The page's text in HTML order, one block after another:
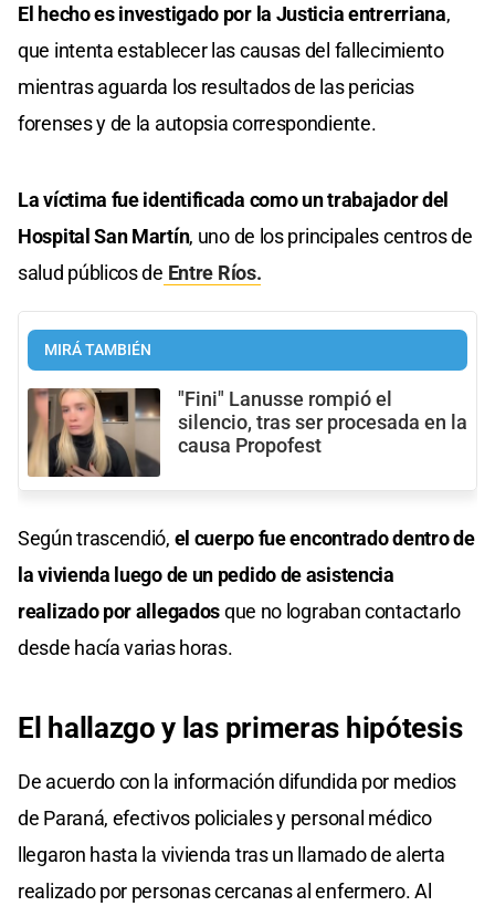
El hecho es investigado por la Justicia entrerriana,
que intenta establecer las causas del fallecimiento
mientras aguarda los resultados de las pericias
forenses y de la autopsia correspondiente.
La víctima fue identificada como un trabajador del
Hospital San Martín, uno de los principales centros de
salud públicos de Entre Ríos.
MIRÁ TAMBIÉN
"Fini" Lanusse rompió el
silencio, tras ser procesada en la
causa Propofest
Según trascendió, el cuerpo fue encontrado dentro de
la vivienda luego de un pedido de asistencia
realizado por allegadosque no lograban contactarlo
desde hacía varias horas.
El hallazgo y las primeras hipótesis
De acuerdo con la información difundida por medios
de Paraná, efectivos policiales y personal médico
llegaron hasta la vivienda tras un llamado de alerta
realizado por personas cercanas al enfermero. Al